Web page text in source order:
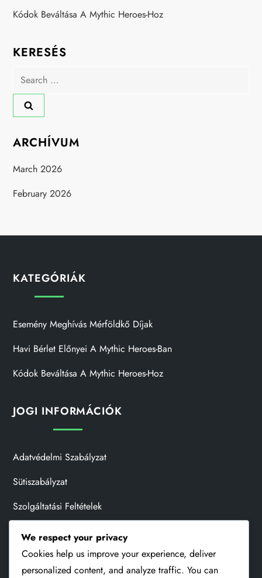
Kódok Beváltása A Mythic Heroes-Hoz
KERESÉS
Search
for:
ARCHÍVUM
March 2026
February 2026
KATEGÓRIÁK
Esemény Meghívás Mérföldkő Díjak
Havi Bérlet Előnyei A Mythic Heroes-Ban
Kódok Beváltása A Mythic Heroes-Hoz
JOGI INFORMÁCIÓK
Adatvédelmi Szabályzat
Sütiszabályzat
Szolgáltatási Feltételek
Kik Vagyunk
Lépjen Kapcsolatba Velünk
We respect your privacy
Cookies help us improve your experience, deliver
personalized content, and analyze traffic. You can